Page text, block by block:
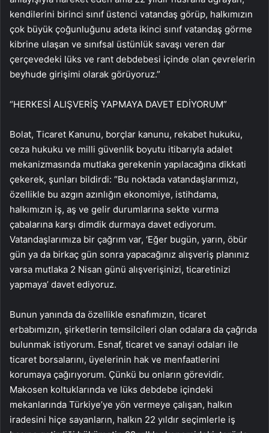
kendilerini birinci sınıf üstenci vatandaş görüp, halkımızın
çok büyük çoğunluğunu adeta ikinci sınıf vatandaş görme
kibrine ulaşan ve sınıfsal üstünlük savaşı veren dar
çerçevedeki lüks ve rant debdebesi içinde olan çevrelerin
beyhude girişimi olarak görüyoruz.”
“HERKESİ ALIŞVERİŞ YAPMAYA DAVET EDİYORUM”
Bolat, Ticaret Kanunu, borçlar kanunu, rekabet hukuku,
ceza hukuku ve milli güvenlik boyutu itibarıyla adalet
mekanizmasında mutlaka gerekenin yapılacağına dikkati
çekerek, şunları bildirdi: “Bu noktada vatandaşlarımızı,
özellikle bu azgın azınlığın ekonomiye, istihdama,
halkımızın iş, aş ve gelir durumlarına sekte vurma
çabalarına karşı dimdik durmaya davet ediyorum.
Vatandaşlarımıza bir çağrım var, ‘Eğer bugün, yarın, öbür
gün ya da birkaç gün sonra yapacağınız alışveriş planınız
varsa mutlaka 2 Nisan günü alışverişinizi, ticaretinizi
yapmaya’ davet ediyoruz.
Bunun yanında da özellikle esnafımızın, ticaret
erbabımızın, şirketlerin temsilcileri olan odalara da çağrıda
bulunmak istiyorum. Esnaf, ticaret ve sanayi odaları ile
ticaret borsalarını, üyelerinin hak ve menfaatlerini
korumaya çağırıyorum. Çünkü bu onların görevidir.
Makosen koltuklarında ve lüks debdebe içindeki
mekanlarında Türkiye’ye yön vermeye çalışan, halkın
iradesini hiçe sayanların, halkın 22 yıldır seçimlerle iş